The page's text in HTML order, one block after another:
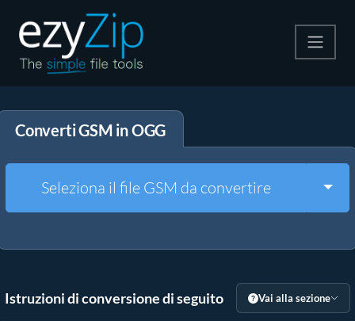
Decomprimi
Altri strumenti
Converti GSM in OGG
Seleziona il file GSM da convertire
Istruzioni di conversione di seguito Vai alla sezione